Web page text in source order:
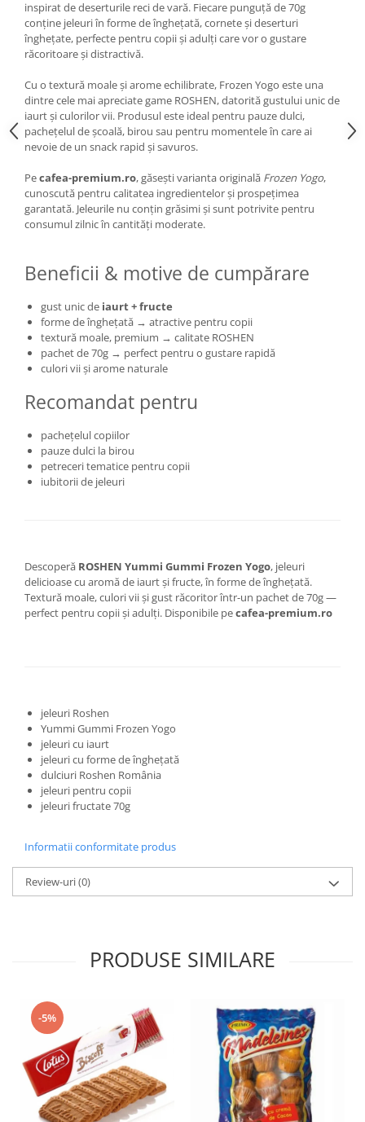
inspirat de deserturile reci de vară. Fiecare punguță de 70g
conține jeleuri în forme de înghețată, cornete și deserturi
înghețate, perfecte pentru copii și adulți care vor o gustare
răcoritoare și distractivă.
Cu o textură moale și arome echilibrate, Frozen Yogo este una
dintre cele mai apreciate game ROSHEN, datorită gustului unic de
iaurt și culorilor vii. Produsul este ideal pentru pauze dulci,
pachețelul de școală, birou sau pentru momentele în care ai
nevoie de un snack rapid și savuros.
Pecafea-premium.ro, găsești varianta originală Frozen Yogo,
cunoscută pentru calitatea ingredientelor și prospețimea
garantată. Jeleurile nu conțin grăsimi și sunt potrivite pentru
consumul zilnic în cantități moderate.
Beneficii & motive de cumpărare
gust unic de iaurt + fructe
forme de înghețată → atractive pentru copii
textură moale, premium → calitate ROSHEN
pachet de 70g → perfect pentru o gustare rapidă
culori vii și arome naturale
Recomandat pentru
pachețelul copiilor
pauze dulci la birou
petreceri tematice pentru copii
iubitorii de jeleuri
Descoperă ROSHEN Yummi Gummi Frozen Yogo, jeleuri
delicioase cu aromă de iaurt și fructe, în forme de înghețată.
Textură moale, culori vii și gust răcoritor într-un pachet de 70g —
perfect pentru copii și adulți. Disponibile pecafea-premium.ro
jeleuri Roshen
Yummi Gummi Frozen Yogo
jeleuri cu iaurt
jeleuri cu forme de înghețată
dulciuri Roshen România
jeleuri pentru copii
jeleuri fructate 70g
Informatii conformitate produs
Review-uri(0)
PRODUSE SIMILARE
-5%